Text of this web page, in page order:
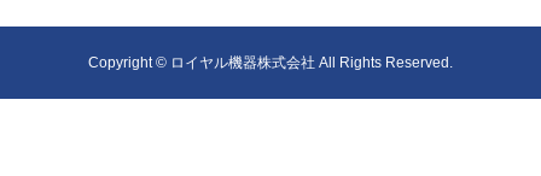
Copyright © ロイヤル機器株式会社 All Rights Reserved.